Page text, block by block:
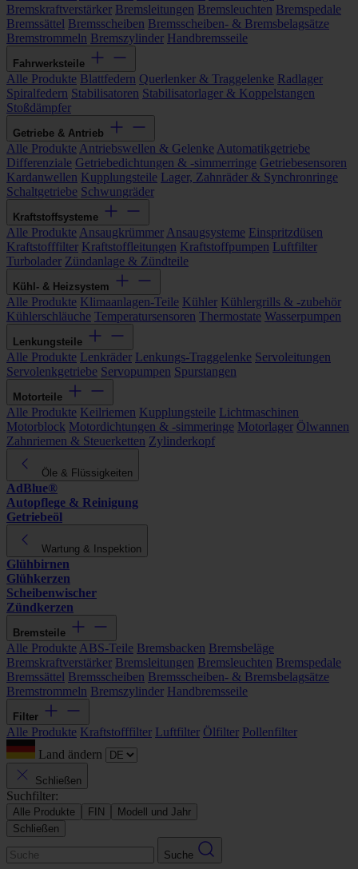
Bremskraftverstärker Bremsleitungen Bremsleuchten Bremspedale
Bremssättel Bremsscheiben Bremsscheiben- & Bremsbelagsätze
Bremstrommeln Bremszylinder Handbremsseile
Fahrwerksteile
Alle Produkte Blattfedern Querlenker & Traggelenke Radlager
Spiralfedern Stabilisatoren Stabilisatorlager & Koppelstangen
Stoßdämpfer
Getriebe & Antrieb
Alle Produkte Antriebswellen & Gelenke Automatikgetriebe
Differenziale Getriebedichtungen & -simmerringe Getriebesensoren
Kardanwellen Kupplungsteile Lager, Zahnräder & Synchronringe
Schaltgetriebe Schwungräder
Kraftstoffsysteme
Alle Produkte Ansaugkrümmer Ansaugsysteme Einspritzdüsen
Kraftstofffilter Kraftstoffleitungen Kraftstoffpumpen Luftfilter
Turbolader Zündanlage & Zündteile
Kühl- & Heizsystem
Alle Produkte Klimaanlagen-Teile Kühler Kühlergrills & -zubehör
Kühlerschläuche Temperatursensoren Thermostate Wasserpumpen
Lenkungsteile
Alle Produkte Lenkräder Lenkungs-Traggelenke Servoleitungen
Servolenkgetriebe Servopumpen Spurstangen
Motorteile
Alle Produkte Keilriemen Kupplungsteile Lichtmaschinen
Motorblock Motordichtungen & -simmeringe Motorlager Ölwannen
Zahnriemen & Steuerketten Zylinderkopf
Öle & Flüssigkeiten
AdBlue®
Autopflege & Reinigung
Getriebeöl
Wartung & Inspektion
Glühbirnen
Glühkerzen
Scheibenwischer
Zündkerzen
Bremsteile
Alle Produkte ABS-Teile Bremsbacken Bremsbeläge
Bremskraftverstärker Bremsleitungen Bremsleuchten Bremspedale
Bremssättel Bremsscheiben Bremsscheiben- & Bremsbelagsätze
Bremstrommeln Bremszylinder Handbremsseile
Filter
Alle Produkte Kraftstofffilter Luftfilter Ölfilter Pollenfilter
Land ändern
Schließen
Suchfilter:
Alle Produkte FIN
Modell und Jahr
Schließen
Suche